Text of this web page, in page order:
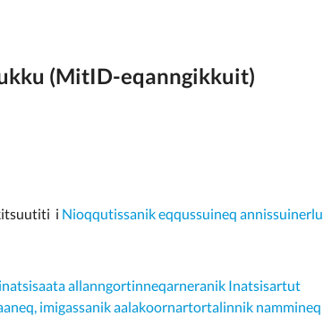
(MitID-eqanngikkuit)
i Nioqqutissanik eqqussuineq annissuinerlu
allanngortinneqarneranik Inatsisartut
imigassanik aalakoornartortalinnik nammineq